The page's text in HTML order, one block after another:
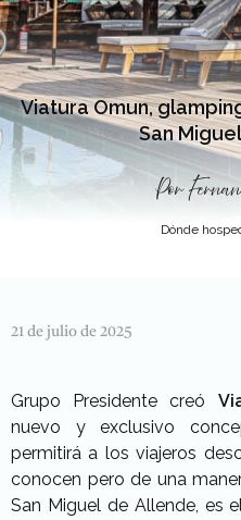
Viatura Omun,
San
Por
Dónde
21 de julio de 2025
Grupo Presidente creó
nuevo y exclusivo
permitirá a los viajeros
conocen pero de una
San Miguel de Allende, es